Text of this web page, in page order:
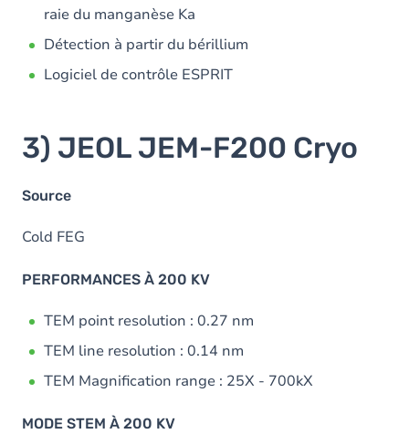
raie du manganèse Ka
Détection à partir du bérillium
Logiciel de contrôle ESPRIT
3) JEOL JEM-F200 Cryo
Source
Cold FEG
PERFORMANCES À 200 KV
TEM point resolution : 0.27 nm
TEM line resolution : 0.14 nm
TEM Magnification range : 25X - 700kX
MODE STEM À 200 KV